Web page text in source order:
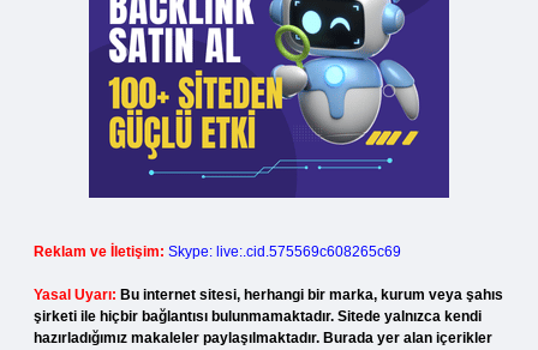
Reklam ve İletişim: Skype: live:.cid.575569c608265c69
Yasal Uyarı: Bu internet sitesi, herhangi bir marka, kurum veya şahıs
şirketi ile hiçbir bağlantısı bulunmamaktadır. Sitede yalnızca kendi
hazırladığımız makaleler paylaşılmaktadır. Burada yer alan içerikler